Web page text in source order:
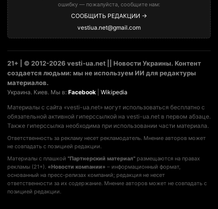
ошибку — пожалуйста, сообщите нам:
СООБЩИТЬ РЕДАКЦИИ →
vestiua.net@gmail.com
21+ | © 2012-2026 vesti-ua.net || Новости Украины. Контент
создается людьми: мы не используем ИИ для редактуры
материалов.
Украина. Киев. Мы в: Facebook Wikipedia
Материалы с сайта «vesti-ua.net» могут использоваться бесплатно с
обязательной активной гиперссылкой на vesti-ua.net в первом абзаце.
Также гиперссылка необходима при использовании части материала.
Ответственность за рекламу несет рекламодатель. Мнение авторов может
не совпадать с позицией редакции.
Материалы с плашкой "Партнерский материал" размещаются на правах
рекламы (21+). «Новости компании» – информационный формат,
основанный на пресс-релизах компаний; редакция не несет
ответственности за их содержание. Мнение авторов может не совпадать с
позицией редакции.